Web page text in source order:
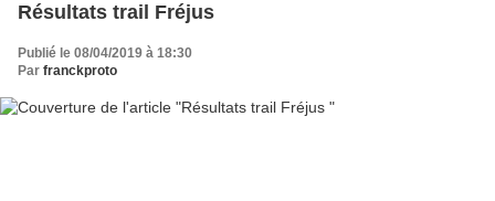
Résultats trail Fréjus
Publié le 08/04/2019 à 18:30
Par franckproto